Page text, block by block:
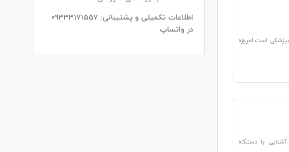
است.امروزه
با دستگاه
اطلاعات تکمیلی و پشتیبانی: 09333171557
در واتساپ